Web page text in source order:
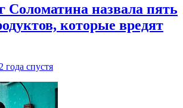
Соломатина назвала пять
которые вредят
2 года спустя